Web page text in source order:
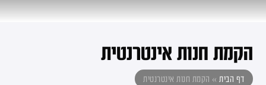
הקמת חנות אינטרנטית
דף הבית» הקמת חנות אינטרנטית